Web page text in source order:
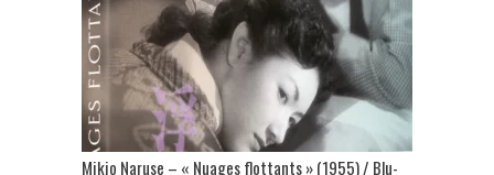
Mikio Naruse – « Nuages flottants » (1955) / Blu-